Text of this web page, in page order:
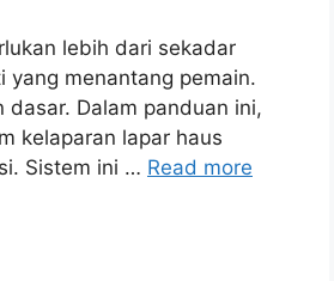
lebih dari sekadar
yang menantang pemain.
Dalam panduan ini,
kelaparan lapar haus
Sistem ini … Read more